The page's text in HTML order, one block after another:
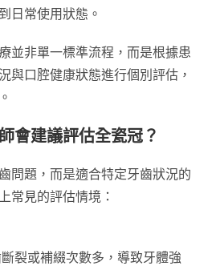
日常使用狀態。
並非單一標準流程，而是根據患
與口腔健康狀態進行個別評估，
會建議評估全瓷冠？
問題，而是適合特定牙齒狀況的
常見的評估情境：
裂或補綴次數多，導致牙體強